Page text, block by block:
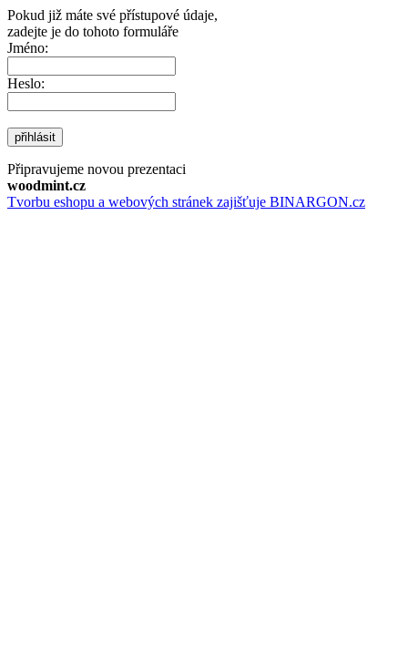
Pokud již máte své přístupové údaje,
zadejte je do tohoto formuláře
Jméno:
Heslo:
přihlásit
Připravujeme novou prezentaci
woodmint.cz
Tvorbu eshopu a webových stránek zajišťuje BINARGON.cz